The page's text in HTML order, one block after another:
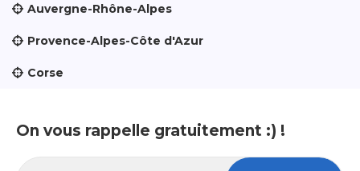
Auvergne-Rhône-Alpes
Provence-Alpes-Côte d'Azur
Corse
On vous rappelle gratuitement :) !